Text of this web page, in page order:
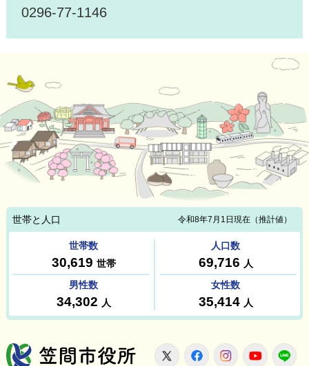
0296-77-1146
笠間市役所
X FacebookInstagram